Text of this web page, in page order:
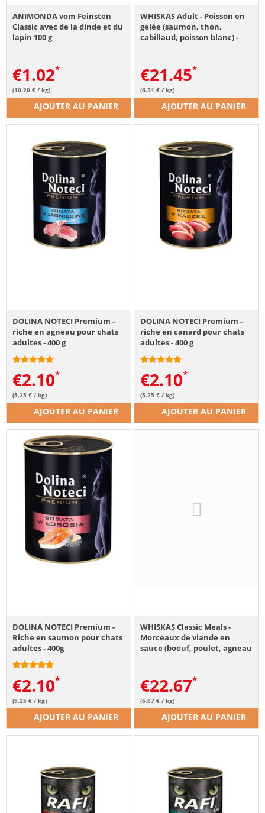
ANIMONDA vom Feinsten
Classic avec de la dinde et du
lapin 100 g
€1.02
(10.20 € / kg)
AJOUTER AU PANIER
WHISKAS Adult - Poisson en
gelée (saumon, thon,
cabillaud, poisson blanc) -
€21.45
(6.31 € / kg)
AJOUTER AU PANIER
DOLINA NOTECI Premium -
riche en agneau pour chats
adultes - 400 g
€2.10
(5.25 € / kg)
AJOUTER AU PANIER
DOLINA NOTECI Premium -
riche en canard pour chats
adultes - 400 g
€2.10
(5.25 € / kg)
AJOUTER AU PANIER
DOLINA NOTECI Premium -
Riche en saumon pour chats
adultes - 400g
€2.10
(5.25 € / kg)
AJOUTER AU PANIER
WHISKAS Classic Meals -
Morceaux de viande en
sauce (boeuf, poulet, agneau
€22.67
(6.67 € / kg)
AJOUTER AU PANIER